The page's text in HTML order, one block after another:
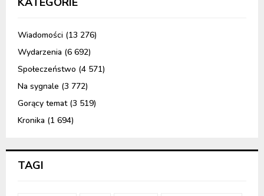
Wiadomości (13 276)
Wydarzenia (6 692)
Społeczeństwo (4 571)
Na sygnale (3 772)
Gorący temat(3 519)
Kronika (1 694)
TAGI